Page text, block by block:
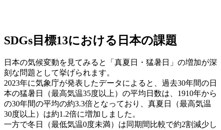
SDGs目標13における日本の課題
日本の気候変動を見てみると「真夏日・猛暑日」の増加が深
刻な問題として挙げられます。
2023年に気象庁が発表したデータによると、過去30年間の日
本の猛暑日（最高気温35度以上）の平均日数は、1910年から
の30年間の平均の約3.3倍となっており、真夏日（最高気温
30度以上）は約1.2倍に増加しました。
一方で冬日（最低気温0度未満）は同期間比較で約2割減少し